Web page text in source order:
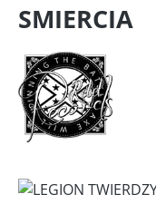
SMIERCIA